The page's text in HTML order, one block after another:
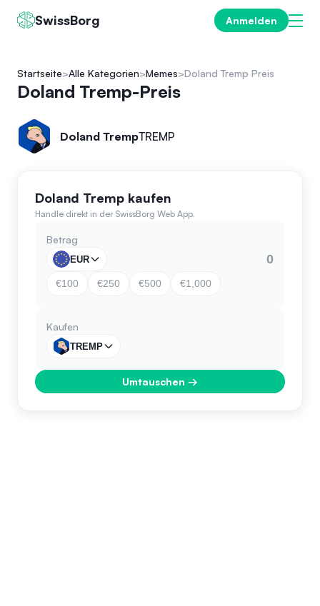
SwissBorg Anmelden
Startseite Alle Kategorien Memes Doland Tremp Preis
Doland Tremp-Preis
Doland TrempTREMP
Doland Tremp kaufen
Handle direkt in der SwissBorg Web App.
Betrag
EUR
€100 €250 €500 €1,000
Kaufen
TREMP
Umtauschen →